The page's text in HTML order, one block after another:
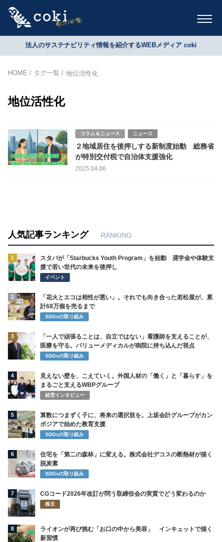
法人のサステナビリティ情報を紹介するWEBメディア coki
HOME タグ一覧 地位活性化
地位活性化
コラム＆ニュース ニュース
２地域居住を後押しする新制度始動 総務省
が特別交付税で自治体支援強化
2025.04.06
人気記事ランキング RANKING
1
スタバが「Starbucks Youth Program」を始動 奨学金や体験支
援で若い世代の未来を後押し
イベント
2
「花火とエコは相性が悪い」。それでも向き合った若松屋が、累
計68万個を売るまで
SDGsの取り組み
3
「一人で頑張ることは、自立ではない」看護師を支えることが、
医療を守る。バリューメディカルが病院に持ち込んだ視点
SDGsの取り組み
4
見えない壁を、こえていく。外国人材の「働く」と「暮らす」を
まるごと支えるWBPグループ
経営インタビュー
5
算数につまずく子に、将来の選択肢を。上坂会計グループがカン
ボジアで始めた教育支援
SDGsの取り組み
6
住宅を「第二の森林」に変える。株式会社デコスの断熱材が描く
脱炭素
SDGsの取り組み
7 CGコード2026年改訂が問う取締役会の実質でどう変わるのか
株主
8
ライオンが再び挑む「お口の中から美容」 インキュットで描く
新習慣